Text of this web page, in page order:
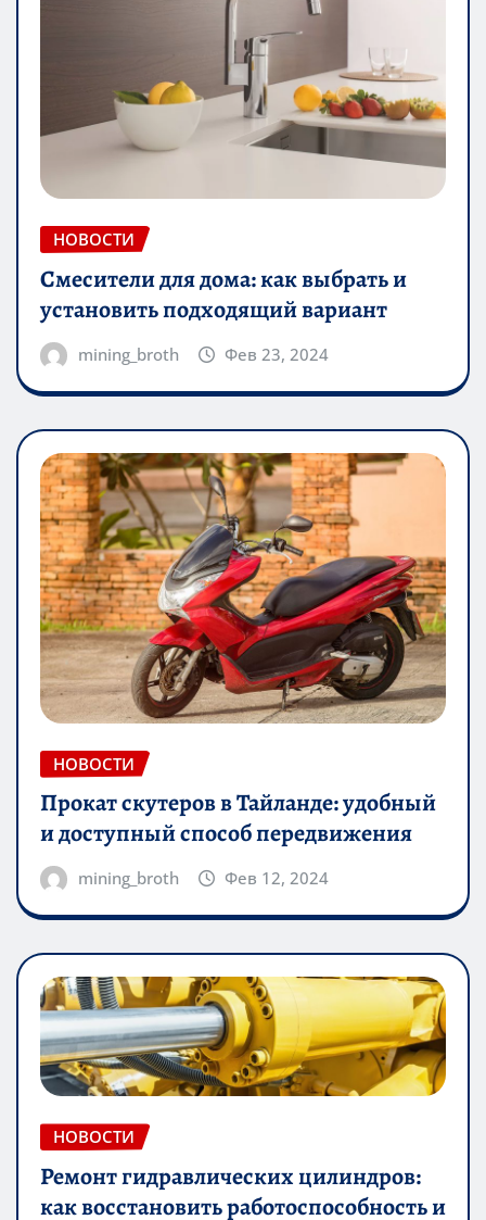
НОВОСТИ
Смесители для дома: как выбрать и
установить подходящий вариант
mining_broth Фев 23, 2024
НОВОСТИ
Прокат скутеров в Тайланде: удобный
и доступный способ передвижения
mining_broth Фев 12, 2024
НОВОСТИ
Ремонт гидравлических цилиндров:
как восстановить работоспособность и